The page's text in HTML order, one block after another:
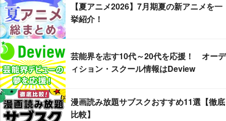
【夏アニメ2026】7月期夏の新アニメを一
挙紹介！
芸能界を志す10代～20代を応援！ オーデ
ィション・スクール情報はDeview
漫画読み放題サブスクおすすめ11選【徹底
比較】